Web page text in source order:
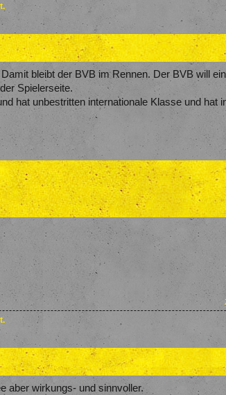
bleibt der BVB im Rennen. Der BVB will
Spielerseite.
hat unbestritten internationale Klasse und hat
aber wirkungs- und sinnvoller.